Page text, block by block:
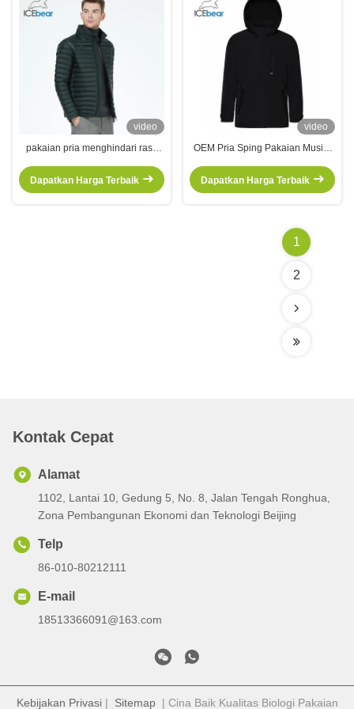
video
pakaian pria menghindari rasa
nyaman,
Dapatkan Harga Terbaik
video
OEM Pria Sping Pakaian Musim
Gugur Bergaya Casual
Dapatkan Harga Terbaik
1
2
Kontak Cepat
Alamat
1102, Lantai 10, Gedung 5, No. 8, Jalan Tengah Ronghua,
Zona Pembangunan Ekonomi dan Teknologi Beijing
Telp
86-010-80212111
E-mail
18513366091@163.com
Kebijakan Privasi| Sitemap| Cina Baik Kualitas Biologi Pakaian